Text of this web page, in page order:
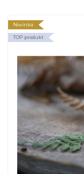
Novinka
TOP produkt